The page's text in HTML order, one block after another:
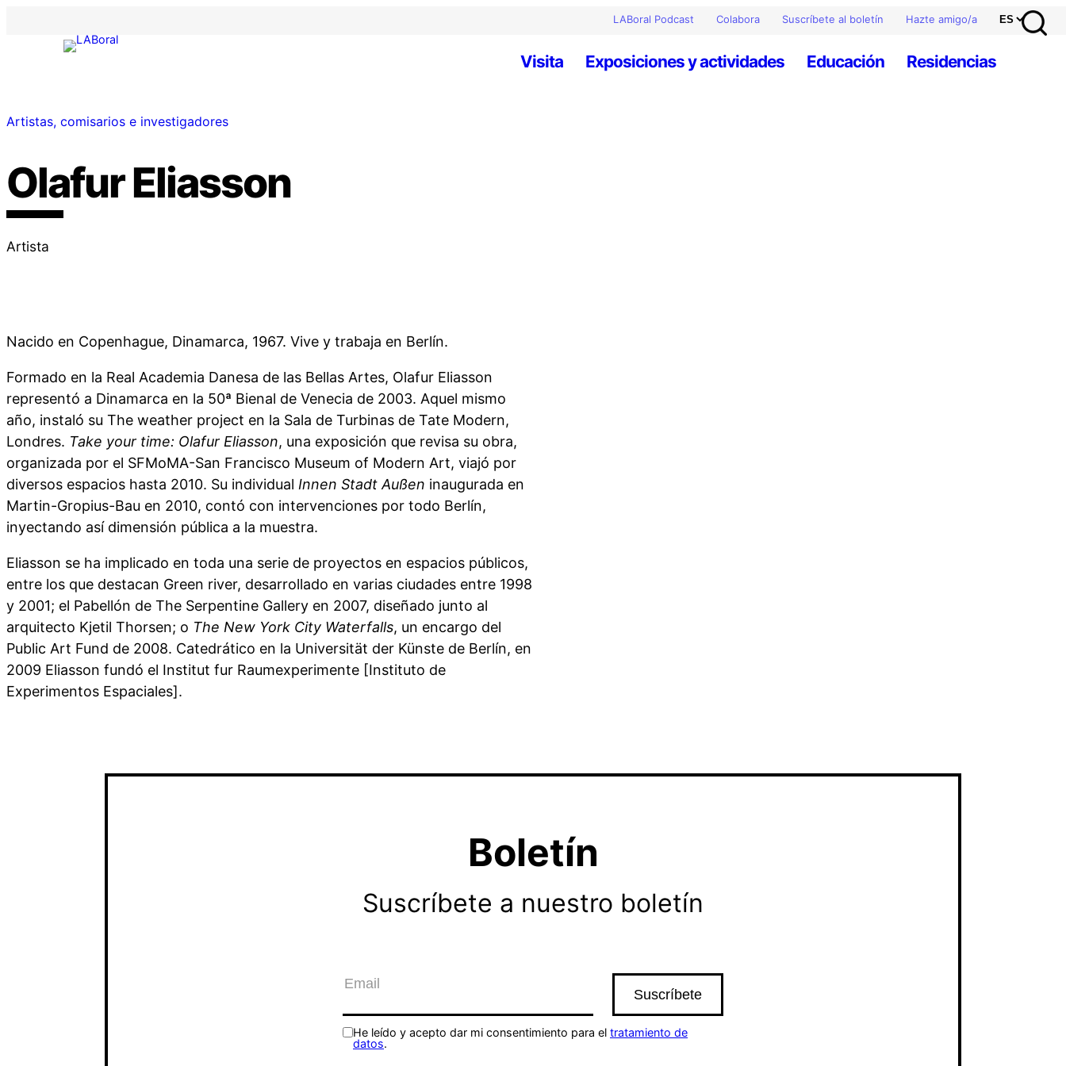
LABoral Podcast Colabora Suscríbete al boletín Hazte amigo/a
Visita Exposiciones y actividades Educación Residencias
Artistas, comisarios e investigadores
Olafur Eliasson
Artista
Nacido en Copenhague, Dinamarca, 1967. Vive y trabaja en Berlín.
Formado en la Real Academia Danesa de las Bellas Artes, Olafur Eliasson
representó a Dinamarca en la 50ª Bienal de Venecia de 2003. Aquel mismo
año, instaló su The weather project en la Sala de Turbinas de Tate Modern,
Londres. Take your time: Olafur Eliasson, una exposición que revisa su obra,
organizada por el SFMoMA-San Francisco Museum of Modern Art, viajó por
diversos espacios hasta 2010. Su individual Innen Stadt Außen inaugurada en
Martin-Gropius-Bau en 2010, contó con intervenciones por todo Berlín,
inyectando así dimensión pública a la muestra.
Eliasson se ha implicado en toda una serie de proyectos en espacios públicos,
entre los que destacan Green river, desarrollado en varias ciudades entre 1998
y 2001; el Pabellón de The Serpentine Gallery en 2007, diseñado junto al
arquitecto Kjetil Thorsen; o The New York City Waterfalls, un encargo del
Public Art Fund de 2008. Catedrático en la Universität der Künste de Berlín, en
2009 Eliasson fundó el Institut fur Raumexperimente [Instituto de
Experimentos Espaciales].
Boletín
Suscríbete a nuestro boletín
He leído y acepto dar mi consentimiento para el tratamiento de
datos.